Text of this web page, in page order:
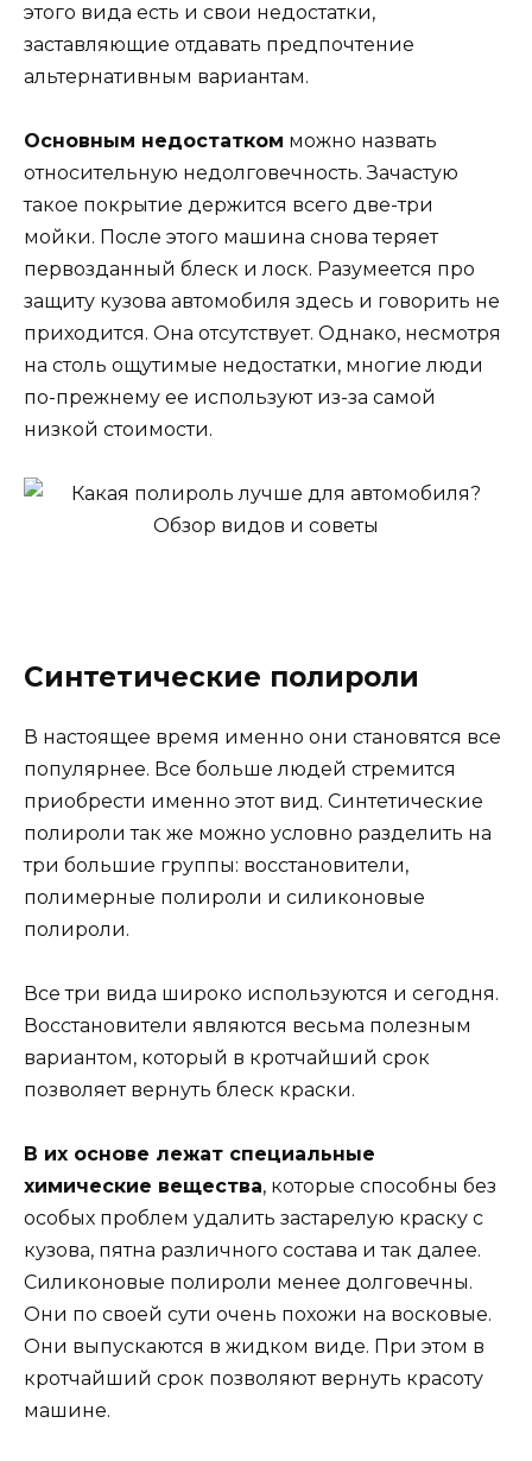
этого вида есть и свои недостатки,
заставляющие отдавать предпочтение
альтернативным вариантам.
Основным недостатком можно назвать
относительную недолговечность. Зачастую
такое покрытие держится всего две-три
мойки. После этого машина снова теряет
первозданный блеск и лоск. Разумеется про
защиту кузова автомобиля здесь и говорить не
приходится. Она отсутствует. Однако, несмотря
на столь ощутимые недостатки, многие люди
по-прежнему ее используют из-за самой
низкой стоимости.
Синтетические полироли
В настоящее время именно они становятся все
популярнее. Все больше людей стремится
приобрести именно этот вид. Синтетические
полироли так же можно условно разделить на
три большие группы: восстановители,
полимерные полироли и силиконовые
полироли.
Все три вида широко используются и сегодня.
Восстановители являются весьма полезным
вариантом, который в кротчайший срок
позволяет вернуть блеск краски.
В их основе лежат специальные
химические вещества, которые способны без
особых проблем удалить застарелую краску с
кузова, пятна различного состава и так далее.
Силиконовые полироли менее долговечны.
Они по своей сути очень похожи на восковые.
Они выпускаются в жидком виде. При этом в
кротчайший срок позволяют вернуть красоту
машине.